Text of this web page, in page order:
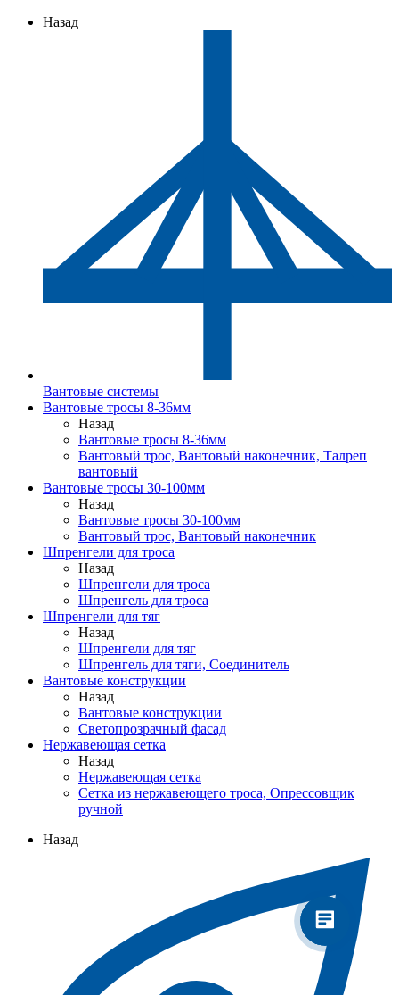
Назад
Вантовые системы
Вантовые тросы 8-36мм
Назад
Вантовые тросы 8-36мм
Вантовый трос, Вантовый наконечник, Талреп
вантовый
Вантовые тросы 30-100мм
Назад
Вантовые тросы 30-100мм
Вантовый трос, Вантовый наконечник
Шпренгели для троса
Назад
Шпренгели для троса
Шпренгель для троса
Шпренгели для тяг
Назад
Шпренгели для тяг
Шпренгель для тяги, Соединитель
Вантовые конструкции
Назад
Вантовые конструкции
Светопрозрачный фасад
Нержавеющая сетка
Назад
Нержавеющая сетка
Сетка из нержавеющего троса, Опрессовщик
ручной
Назад